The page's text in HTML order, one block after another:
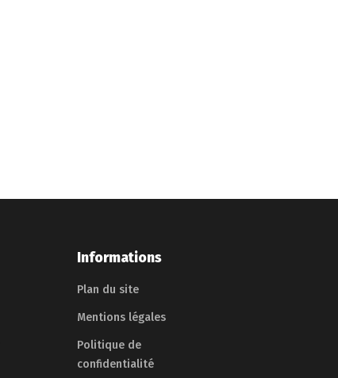
Informations
Plan du site
Mentions légales
Politique de
confidentialité